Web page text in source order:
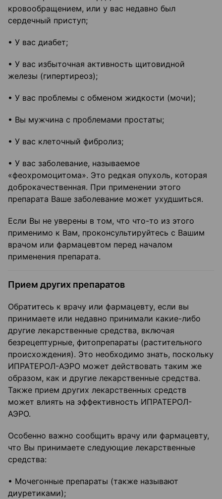
кровообращением, или у вас недавно был
сердечный приступ;
• У вас диабет;
• У вас избыточная активность щитовидной
железы (гипертиреоз);
• У вас проблемы с обменом жидкости (мочи);
• Вы мужчина с проблемами простаты;
• У вас клеточный фибролиз;
• У вас заболевание, называемое
«феохромоцитома». Это редкая опухоль, которая
доброкачественная. При применении этого
препарата Ваше заболевание может ухудшиться.
Если Вы не уверены в том, что что-то из этого
применимо к Вам, проконсультируйтесь с Вашим
врачом или фармацевтом перед началом
применения препарата.
Прием других препаратов
Обратитесь к врачу или фармацевту, если вы
принимаете или недавно принимали какие-либо
другие лекарственные средства, включая
безрецептурные, фитопрепараты (растительного
происхождения). Это необходимо знать, поскольку
ИПРАТЕРОЛ-АЭРО может действовать таким же
образом, как и другие лекарственные средства.
Также прием других лекарственных средств
может влиять на эффективность ИПРАТЕРОЛ-
АЭРО.
Особенно важно сообщить врачу или фармацевту,
что Вы принимаете следующие лекарственные
средства:
• Мочегонные препараты (также называют
диуретиками);